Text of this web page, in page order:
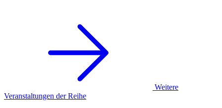
Weitere
Veranstaltungen der Reihe